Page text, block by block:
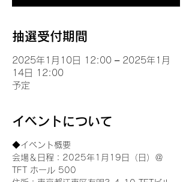
抽選受付期間
2025年1月10日 12:00 – 2025年1月
14日 12:00
予定
イベントについて
◆イベント概要
会場＆日程：2025年1月19日（日）＠
TFT ホール 500